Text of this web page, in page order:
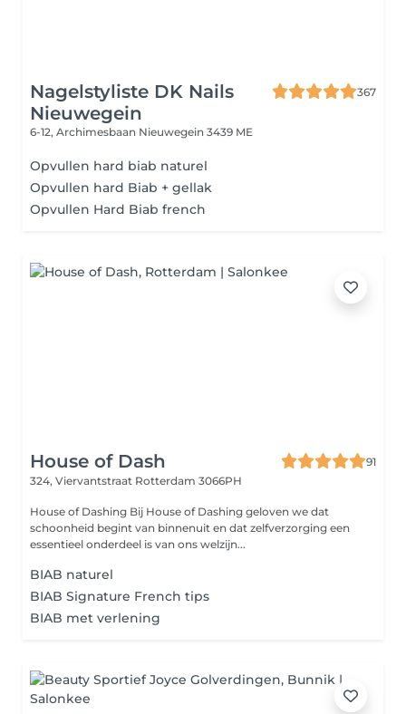
Nagelstyliste DK Nails
Nieuwegein
367
6-12, Archimesbaan Nieuwegein 3439 ME
Opvullen hard biab naturel
Opvullen hard Biab + gellak
Opvullen Hard Biab french
House of Dash
91
324, Viervantstraat Rotterdam 3066PH
House of Dashing Bij House of Dashing geloven we dat
schoonheid begint van binnenuit en dat zelfverzorging een
essentieel onderdeel is van ons welzijn...
BIAB naturel
BIAB Signature French tips
BIAB met verlening